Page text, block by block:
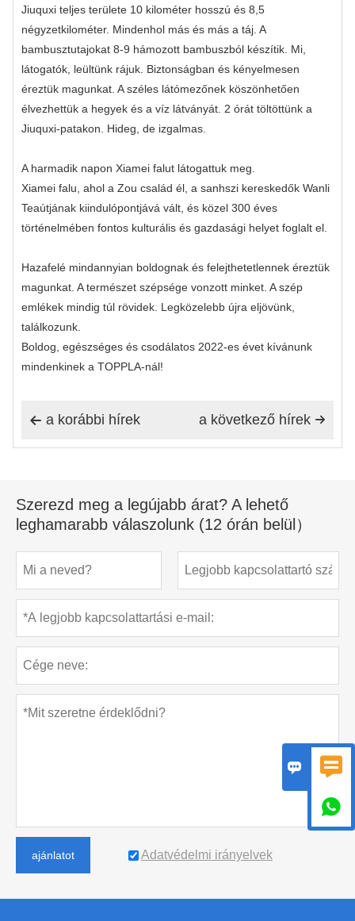
Jiuquxi teljes területe 10 kilométer hosszú és 8,5
négyzetkilométer. Mindenhol más és más a táj. A
bambusztutajokat 8-9 hámozott bambuszból készítik. Mi,
látogatók, leültünk rájuk. Biztonságban és kényelmesen
éreztük magunkat. A széles látómezőnek köszönhetően
élvezhettük a hegyek és a víz látványát. 2 órát töltöttünk a
Jiuquxi-patakon. Hideg, de izgalmas.
A harmadik napon Xiamei falut látogattuk meg.
Xiamei falu, ahol a Zou család él, a sanhszi kereskedők Wanli
Teaútjának kiindulópontjává vált, és közel 300 éves
történelmében fontos kulturális és gazdasági helyet foglalt el.
Hazafelé mindannyian boldognak és felejthetetlennek éreztük
magunkat. A természet szépsége vonzott minket. A szép
emlékek mindig túl rövidek. Legközelebb újra eljövünk,
találkozunk.
Boldog, egészséges és csodálatos 2022-es évet kívánunk
mindenkinek a TOPPLA-nál!
 a korábbi hírek 
a következő hírek
Szerezd meg a legújabb árat? A lehető
leghamarabb válaszolunk (12 órán belül）
ajánlatot Adatvédelmi irányelvek
 
